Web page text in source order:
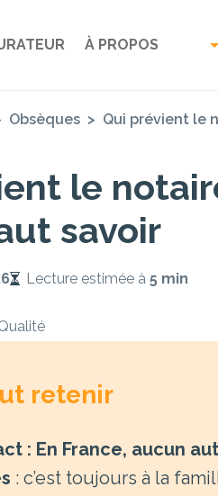
À PROPOS
Obsèques > Qui prévient le
le
savoir
Lecture estimée à5 min
retenir
: En France, aucun
: c’est toujours à la